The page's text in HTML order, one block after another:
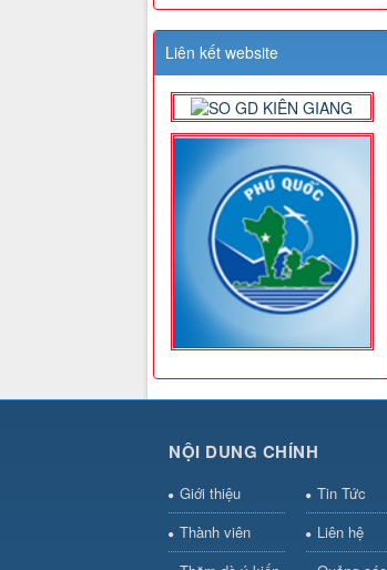
Liên kết website
NỘI DUNG CHÍNH
Giới thiệu
Tin Tức
Thành viên
Liên hệ